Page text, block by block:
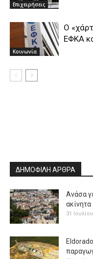
Επιχειρήσεις
Κοινωνία
Ο
ΕΦΚΑ
ΔΗΜΟΦΙΛΗ ΑΡΘΡΑ
Ανάσα
ακίνητα
31